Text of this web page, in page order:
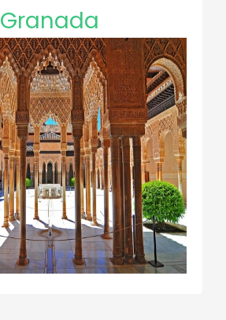
Granada